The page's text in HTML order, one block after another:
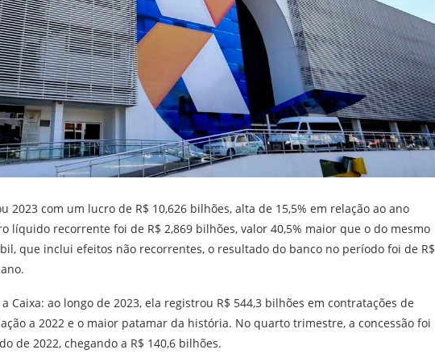
2023 com um lucro de R$ 10,626 bilhões, alta de 15,5% em relação ao ano
líquido recorrente foi de R$ 2,869 bilhões, valor 40,5% maior que o do mesmo
que inclui efeitos não recorrentes, o resultado do banco no período foi de R$
Caixa: ao longo de 2023, ela registrou R$ 544,3 bilhões em contratações de
a 2022 e o maior patamar da história. No quarto trimestre, a concessão foi
de 2022, chegando a R$ 140,6 bilhões.